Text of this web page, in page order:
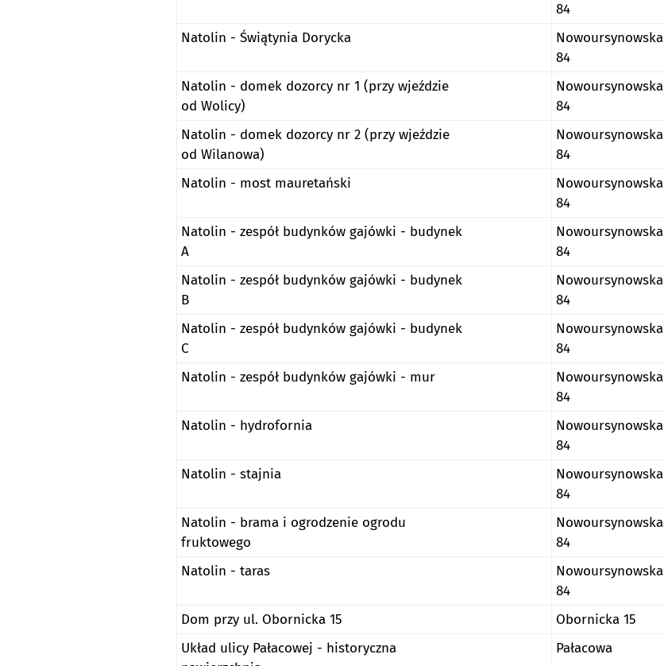
84
Natolin - Świątynia Dorycka
Nowoursynowska
84
Natolin - domek dozorcy nr 1 (przy wjeździe
od Wolicy)
Nowoursynowska
84
Natolin - domek dozorcy nr 2 (przy wjeździe
od Wilanowa)
Nowoursynowska
84
Natolin - most mauretański
Nowoursynowska
84
Natolin - zespół budynków gajówki - budynek
A
Nowoursynowska
84
Natolin - zespół budynków gajówki - budynek
B
Nowoursynowska
84
Natolin - zespół budynków gajówki - budynek
C
Nowoursynowska
84
Natolin - zespół budynków gajówki - mur
Nowoursynowska
84
Natolin - hydrofornia
Nowoursynowska
84
Natolin - stajnia
Nowoursynowska
84
Natolin - brama i ogrodzenie ogrodu
fruktowego
Nowoursynowska
84
Natolin - taras
Nowoursynowska
84
Dom przy ul. Obornicka 15 Obornicka 15
Układ ulicy Pałacowej - historyczna
Pałacowa